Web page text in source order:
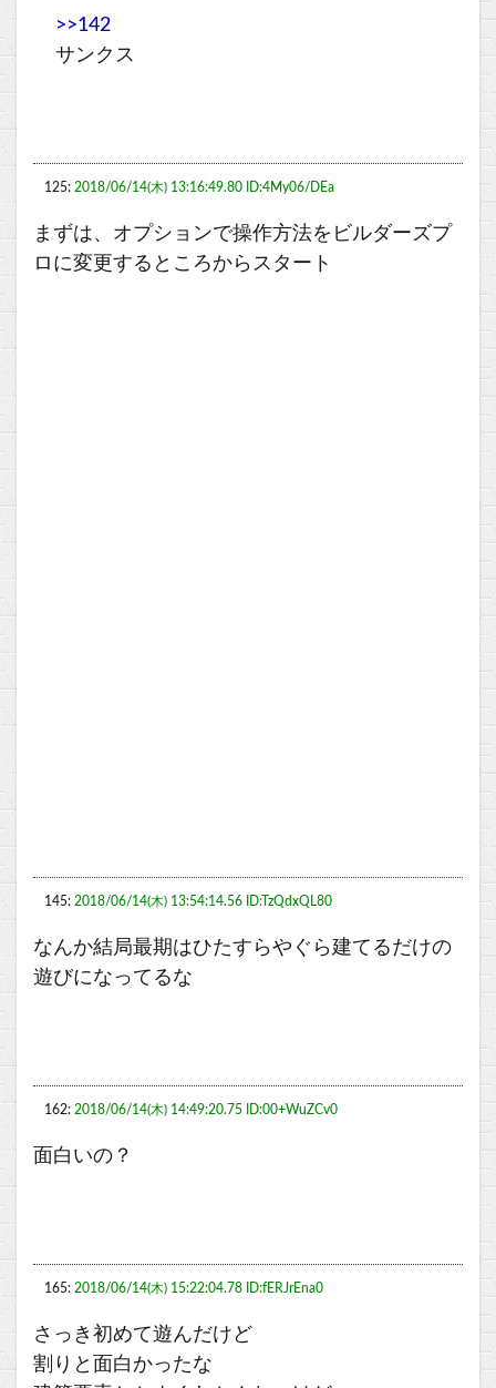
>>142
サンクス
125: 2018/06/14(木) 13:16:49.80 ID:4My06/DEa
まずは、オプションで操作方法をビルダーズプ
ロに変更するところからスタート
145: 2018/06/14(木) 13:54:14.56 ID:TzQdxQL80
なんか結局最期はひたすらやぐら建てるだけの
遊びになってるな
162: 2018/06/14(木) 14:49:20.75 ID:00+WuZCv0
面白いの？
165: 2018/06/14(木) 15:22:04.78 ID:fERJrEna0
さっき初めて遊んだけど
割りと面白かったな